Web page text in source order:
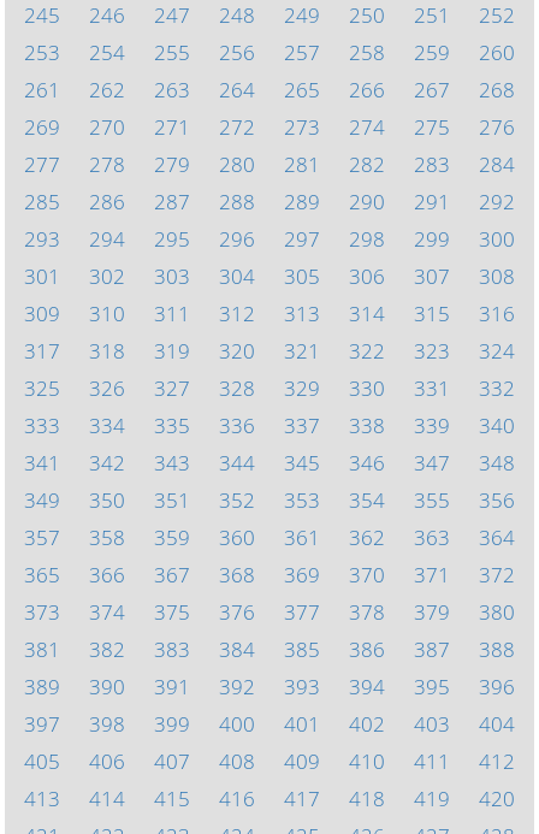
245
246 247 248 249 250 251
252
253
254 255 256 257 258 259
260
261
262 263 264 265 266 267
268
269
270 271 272 273 274 275
276
277
278 279 280 281 282 283
284
285
286 287 288 289 290 291
292
293
294 295 296 297 298 299
300
301
302 303 304 305 306 307
308
309
310 311 312 313 314 315
316
317
318 319 320 321 322 323
324
325
326 327 328 329 330 331
332
333
334 335 336 337 338 339
340
341
342 343 344 345 346 347
348
349
350 351 352 353 354 355
356
357
358 359 360 361 362 363
364
365
366 367 368 369 370 371
372
373
374 375 376 377 378 379
380
381
382 383 384 385 386 387
388
389
390 391 392 393 394 395
396
397
398 399 400 401 402 403
404
405
406 407 408 409 410 411
412
413
414 415 416 417 418 419
420